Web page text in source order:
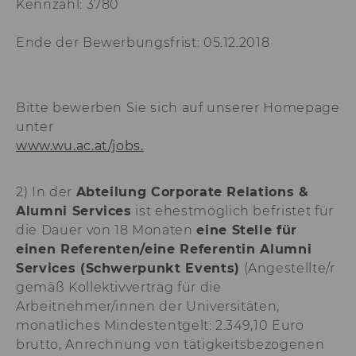
Kennzahl: 3780
Ende der Bewerbungsfrist: 05.12.2018
Bitte bewerben Sie sich auf unserer Homepage
unter
www.wu.ac.at/jobs.
2) In der Abteilung Corporate Relations &
Alumni Services ist ehestmöglich befristet für
die Dauer von 18 Monateneine Stelle für
einen Referenten/eine Referentin Alumni
Services (Schwerpunkt Events) (Angestellte/r
gemäß Kollektivvertrag für die
Arbeitnehmer/innen der Universitäten,
monatliches Mindestentgelt: 2.349,10 Euro
brutto, Anrechnung von tätigkeitsbezogenen
aam_uuid
Dieses Cookie
eindeutige
li_mc
des/ der Nutzer*in
Datenbank
verfügbar zu
lang
Dieses Cookie
Spracheinstellung
sichergestellt,
LinkedIn.com-
vom Nutzer
Sprache erscheint.